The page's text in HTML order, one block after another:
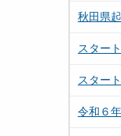
秋田県
スター
スター
令和６